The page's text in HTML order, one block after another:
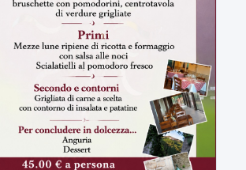
ULTIMI VIDEO
TUTTI I VIDEO